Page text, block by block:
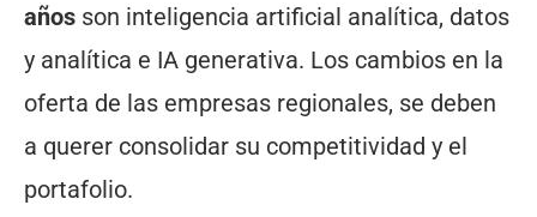
años son inteligencia artificial analítica, datos
y analítica e IA generativa. Los cambios en la
oferta de las empresas regionales, se deben
a querer consolidar su competitividad y el
portafolio.